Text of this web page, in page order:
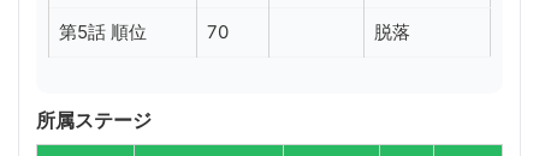
第5話 順位 70 脱落
所属ステージ